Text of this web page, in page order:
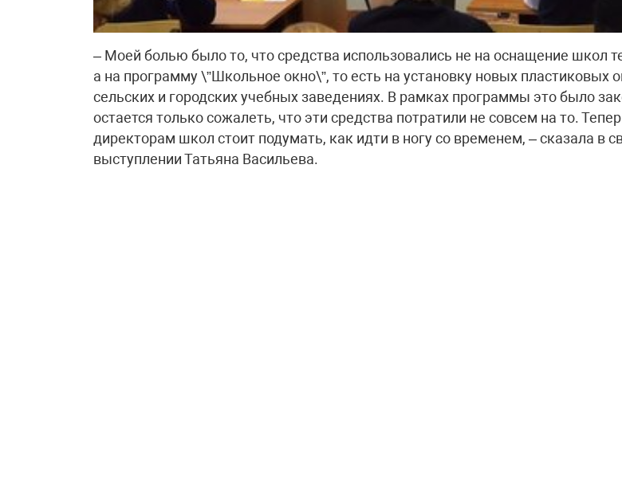
– Моей болью было то, что средства использовались не на оснащение школ
а на программу \”Школьное окно\”, то есть на установку новых пластиковых
сельских и городских учебных заведениях. В рамках программы это было
остается только сожалеть, что эти средства потратили не совсем на то.
директорам школ стоит подумать, как идти в ногу со временем, – сказала в
выступлении Татьяна Васильева.